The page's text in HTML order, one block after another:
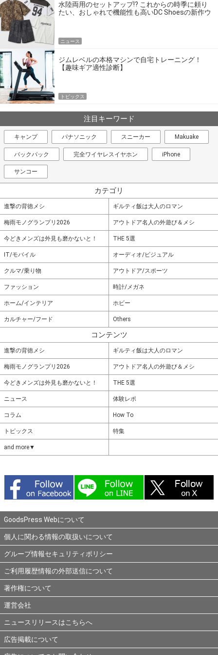
水陸両用のセットアップ!? これからの時季に頼り
たい、おしゃれで機能性も高いDC Shoesの新作ウ
ニュース
ジムレベルの本格マシンで自宅トレーニング！
【趣味ギア適性診断】
トピックス
注目キーワード
キャンプ パナソニック スニーカー Makuake
バックパック 完全ワイヤレスイヤホン iPhone
サンコー
カテゴリ
進撃の背徳メシ ギルティ飯は大人のロマン
梅雨モノグランプリ2026 アウトドア名人の外遊び＆メシ
今どきメンズは外見も磨かないと！ THE 5選
IT/モバイル オーディオ/ビジュアル
クルマ/乗り物 アウトドア/スポーツ
ファッション 時計/メガネ
ホーム/インテリア ホビー
カルチャー/フード Others
コンテンツ
進撃の背徳メシ ギルティ飯は大人のロマン
梅雨モノグランプリ2026 アウトドア名人の外遊び＆メシ
今どきメンズは外見も磨かないと！ THE 5選
ニュース 体験レポ
コラム How To
トピックス 特集
and more▼
GoodsPress Webについて
個人に関わる情報の取扱いについて
グループ情報セキュリティポリシー
ご利用履歴情報の外部送信について
著作権について
運営会社
ニュースリリースはこちらへ
広告掲載について